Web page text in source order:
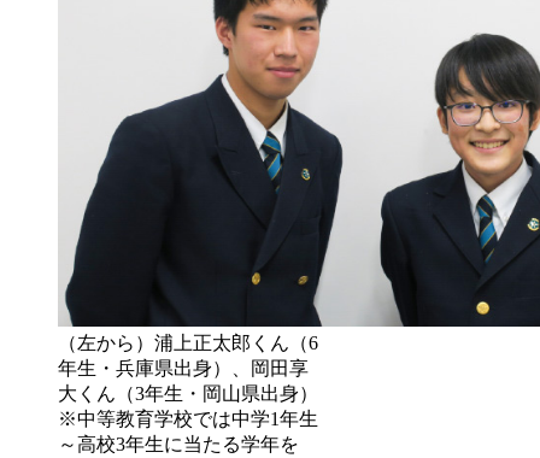
（左から）浦上正太郎くん（6
年生・兵庫県出身）、岡田享
大くん（3年生・岡山県出身）
※中等教育学校では中学1年生
～高校3年生に当たる学年を